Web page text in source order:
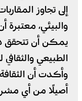
إلى تجاوز
والبيئي، معتبرة
يمكن أن
الطبيعي
وأكدت أن
أصيلًا من أي